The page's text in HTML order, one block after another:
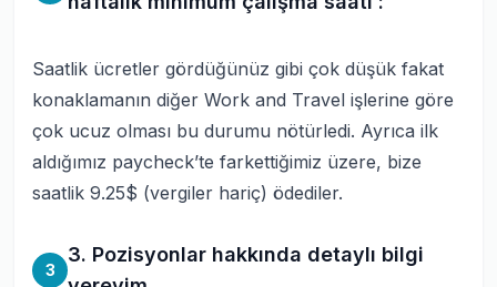
Saatlik ücretler gördüğünüz gibi çok düşük fakat
konaklamanın diğer Work and Travel işlerine göre
çok ucuz olması bu durumu nötürledi. Ayrıca ilk
aldığımız paycheck’te farkettiğimiz üzere, bize
saatlik 9.25$ (vergiler hariç) ödediler.
3
3. Pozisyonlar hakkında detaylı bilgi